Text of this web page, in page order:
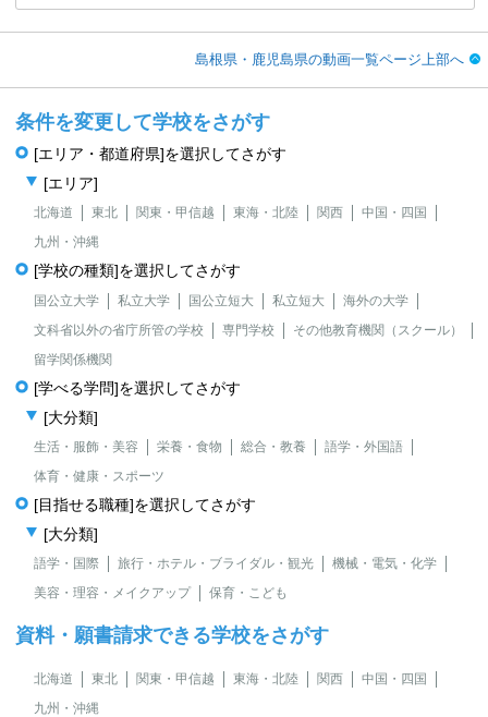
島根県・鹿児島県の動画一覧ページ上部へ
条件を変更して学校をさがす
[エリア・都道府県]を選択してさがす
[エリア]
北海道 東北 関東・甲信越 東海・北陸 関西
中国・四国
九州・沖縄
[学校の種類]を選択してさがす
国公立大学 私立大学 国公立短大 私立短大
海外の大学
文科省以外の省庁所管の学校
専門学校
その他教育機関（スクール）
留学関係機関
[学べる学問]を選択してさがす
[大分類]
生活・服飾・美容 栄養・食物 総合・教養
語学・外国語
体育・健康・スポーツ
[目指せる職種]を選択してさがす
[大分類]
語学・国際 旅行・ホテル・ブライダル・観光
機械・電気・化学
美容・理容・メイクアップ
保育・こども
資料・願書請求できる学校をさがす
北海道 東北 関東・甲信越 東海・北陸 関西
中国・四国
九州・沖縄